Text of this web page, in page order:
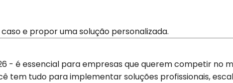
e propor uma solução personalizada.
- é essencial para empresas que querem competir no
tem tudo para implementar soluções profissionais,